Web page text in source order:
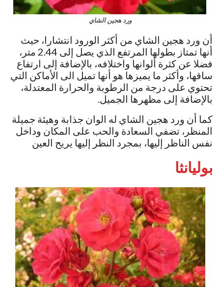
ورد هجين الشاي
أن ورد هجين الشاي من أكثر الورود انتشارا، حيث
أنها تمتاز بطولها المرتفع الذي يصل إلى 2.44 متر،
فضلا عن كثرة ألوانها واختلافه، بالإضافة إلى ارتفاع
ساقها، وأكثر ما يميزها هو أنها تميل الى الأماكن التي
تحتوي على درجة من الرطوبة والحرارة المعتدلة،
بالإضافة إلى مظهرها الجميل.
كما أن ورد هجين الشاي له الوان جذابة وهيئة جميلة
المنظر، تضفي السعادة والحب على المكان وداخل
نفس الناظر إليها، بمجرد النظر إليها يريح العين
بوليانثا